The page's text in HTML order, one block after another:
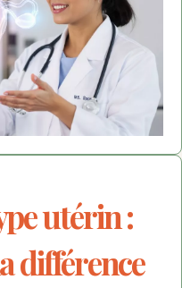
utérin :
différence